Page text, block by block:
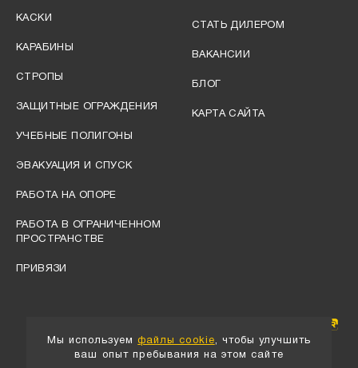
КАСКИ
КАРАБИНЫ
СТРОПЫ
ЗАЩИТНЫЕ ОГРАЖДЕНИЯ
УЧЕБНЫЕ ПОЛИГОНЫ
ЭВАКУАЦИЯ И СПУСК
РАБОТА НА ОПОРЕ
РАБОТА В ОГРАНИЧЕННОМ
ПРОСТРАНСТВЕ
ПРИВЯЗИ
СТАТЬ ДИЛЕРОМ
ВАКАНСИИ
БЛОГ
КАРТА САЙТА
Мы используем файлы cookie, чтобы улучшить
ваш опыт пребывания на этом сайте